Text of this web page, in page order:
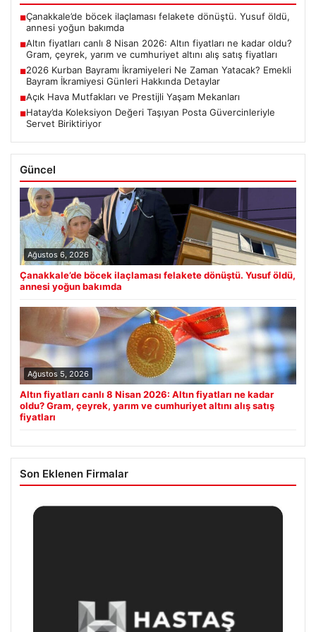
■Çanakkale’de böcek ilaçlaması felakete dönüştü. Yusuf öldü,
annesi yoğun bakımda
■Altın fiyatları canlı 8 Nisan 2026: Altın fiyatları ne kadar oldu?
Gram, çeyrek, yarım ve cumhuriyet altını alış satış fiyatları
■2026 Kurban Bayramı İkramiyeleri Ne Zaman Yatacak? Emekli
Bayram İkramiyesi Günleri Hakkında Detaylar
■Açık Hava Mutfakları ve Prestijli Yaşam Mekanları
■Hatay’da Koleksiyon Değeri Taşıyan Posta Güvercinleriyle
Servet Biriktiriyor
Güncel
Ağustos 6, 2026
Çanakkale’de böcek ilaçlaması felakete dönüştü. Yusuf öldü,
annesi yoğun bakımda
Ağustos 5, 2026
Altın fiyatları canlı 8 Nisan 2026: Altın fiyatları ne kadar
oldu? Gram, çeyrek, yarım ve cumhuriyet altını alış satış
fiyatları
Son Eklenen Firmalar